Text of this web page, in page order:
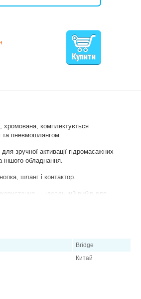
хромована, комплектується
та пневмошлангом.
зручної активації гідромасажних
іншого обладнання.
шланг і контактор.
— ідеальний вибір для
Bridge
Китай